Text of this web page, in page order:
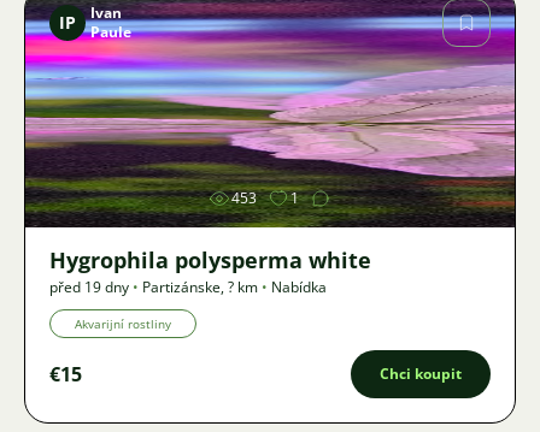
Obrázek
IP
Ivan
Paule
453 1
Hygrophila polysperma white
před 19 dny • Partizánske,? km • Nabídka
Akvarijní rostliny
€15 Chci koupit